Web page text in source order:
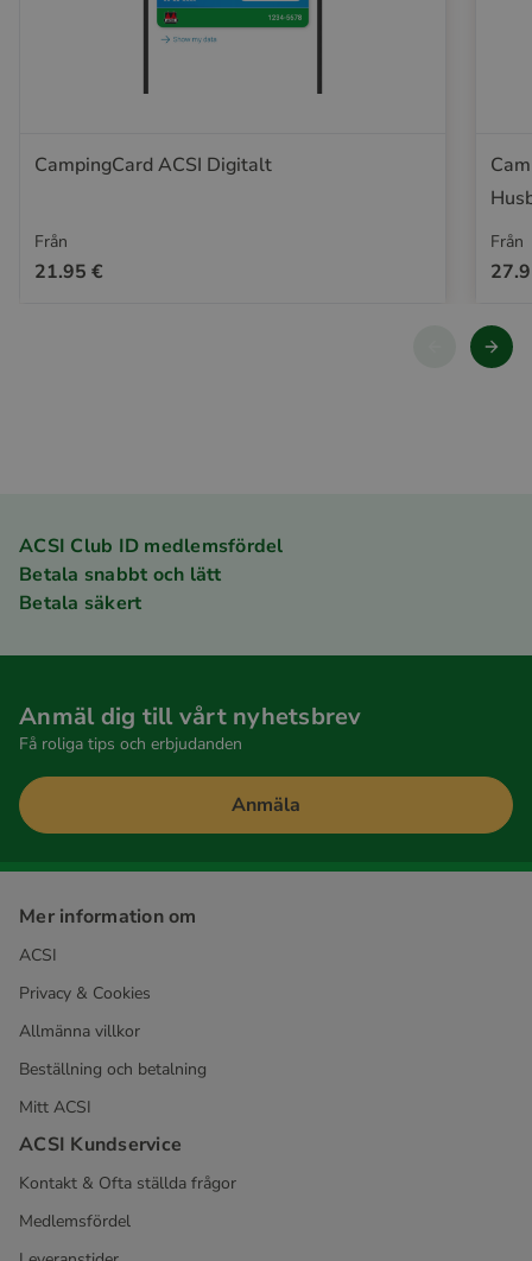
CampingCard ACSI Digitalt
Från
21.95 €
Från
ACSI Club ID medlemsfördel
Betala snabbt och lätt
Betala säkert
Anmäl dig till vårt nyhetsbrev
Få roliga tips och erbjudanden
Anmäla
Mer information om
ACSI
Privacy & Cookies
Allmänna villkor
Beställning och betalning
Mitt ACSI
ACSI Kundservice
Kontakt & Ofta ställda frågor
Medlemsfördel